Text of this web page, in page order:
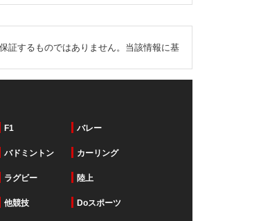
証するものではありません。当該情報に基
F1 バレー
バドミントン カーリング
ラグビー 陸上
他競技 Doスポーツ